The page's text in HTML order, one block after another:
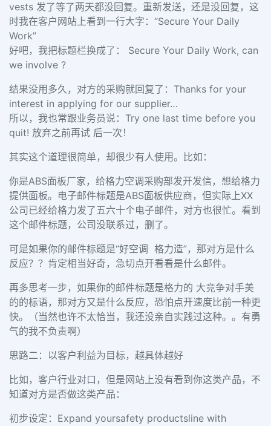
vests 发了等了两天都没回复。重新发送，还是没回复，这
时我在客户网站上看到一行大字： “Secure Your Daily
Work”
好吧，我把标题栏换成了： Secure Your Daily Work, can
we involve ?
结果没用多久，对方的采购就回复了：Thanks for your
interest in applying for our supplier…
所以，我也常跟业务员说：Try one last time before you
quit! 放弃之前再试 后一次！
其实这个道理很简单，却很少有人使用。比如：
你是ABS面板厂家，给格力空调采购部发开发信，想给格力
提供面板。电子邮件标题是ABS面板供应商，但实际上XX
公司已经给格力发了五六十个电子邮件，对方也很忙。看到
这个邮件标题，公司没联系过，删了。
可是如果你的邮件标题是“好空调 格力造”，那对方是什么
反应？？肯定相当好奇，急切点开看看是什么邮件。
再多思考一步，如果你的邮件标题是格力的 大竞争对手美
的的标语，那对方又是什么反应，恐怕点开速度比前一种更
快。（当然也许不太恰当，我还没亲自实践过这种。。有勇
气的我不负责啊）
思路二：以客户利益为目标，越具体越好
比如，客户行业对口，但是网站上没有看到你这类产品，不
知道对方是否做这类产品：
初步设定：Expand yoursafety productsline with